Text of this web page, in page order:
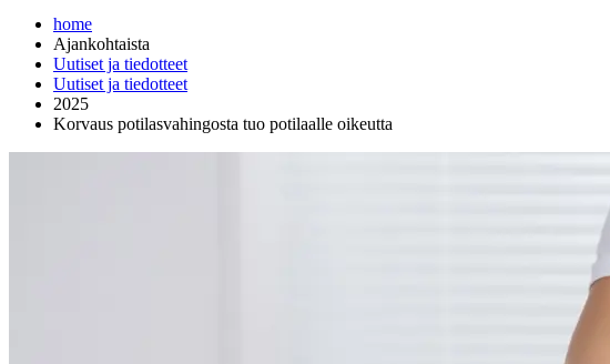
home
Ajankohtaista
Uutiset ja tiedotteet
Uutiset ja tiedotteet
2025
Korvaus potilasvahingosta tuo potilaalle oikeutta